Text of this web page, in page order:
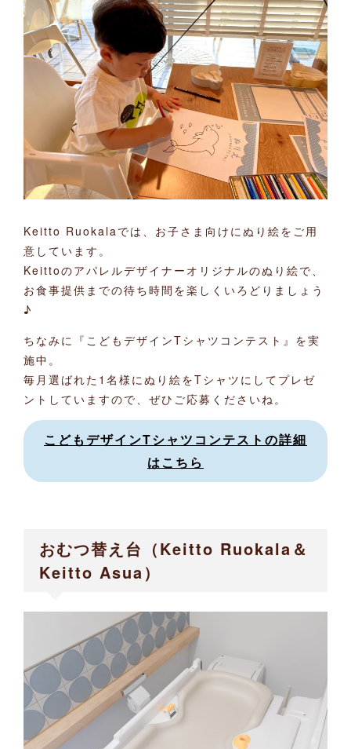
Keitto Ruokalaでは、お子さま向けにぬり絵をご用
意しています。
Keittoのアパレルデザイナーオリジナルのぬり絵で、
お食事提供までの待ち時間を楽しくいろどりましょう
♪
ちなみに『こどもデザインTシャツコンテスト』を実
施中。
毎月選ばれた1名様にぬり絵をTシャツにしてプレゼ
ントしていますので、ぜひご応募くださいね。
こどもデザインTシャツコンテストの詳細
はこちら
おむつ替え台（Keitto Ruokala＆
Keitto Asua）